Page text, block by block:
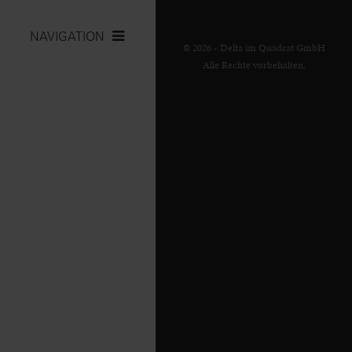
NAVIGATION
© 2026 - Delta im Quadrat GmbH
Alle Rechte vorbehalten.